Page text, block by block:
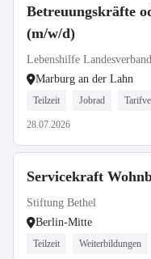
Betreuungskräfte
(m/w/d)
Lebenshilfe
Marburg an der Lahn
Teilzeit Jobrad
28.07.2026
Servicekraft
Stiftung Bethel
Berlin-Mitte
Teilzeit Weiterbildungen